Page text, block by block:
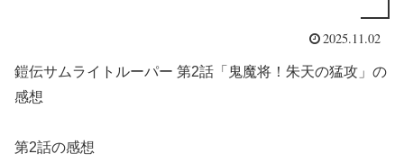
2025.11.02
鎧伝サムライトルーパー 第2話「鬼魔将！朱天の猛攻」の
感想
第2話の感想